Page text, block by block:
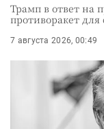
Трамп в ответ на
противоракет
7 августа 2026, 00:49